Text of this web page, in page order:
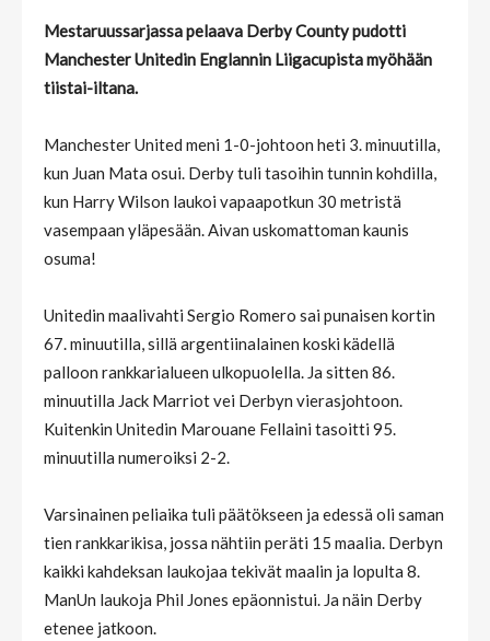
Mestaruussarjassa pelaava Derby County pudotti
Manchester Unitedin Englannin Liigacupista myöhään
tiistai-iltana.
Manchester United meni 1-0-johtoon heti 3. minuutilla,
kun Juan Mata osui. Derby tuli tasoihin tunnin kohdilla,
kun Harry Wilson laukoi vapaapotkun 30 metristä
vasempaan yläpesään. Aivan uskomattoman kaunis
osuma!
Unitedin maalivahti Sergio Romero sai punaisen kortin
67. minuutilla, sillä argentiinalainen koski kädellä
palloon rankkarialueen ulkopuolella. Ja sitten 86.
minuutilla Jack Marriot vei Derbyn vierasjohtoon.
Kuitenkin Unitedin Marouane Fellaini tasoitti 95.
minuutilla numeroiksi 2-2.
Varsinainen peliaika tuli päätökseen ja edessä oli saman
tien rankkarikisa, jossa nähtiin peräti 15 maalia. Derbyn
kaikki kahdeksan laukojaa tekivät maalin ja lopulta 8.
ManUn laukoja Phil Jones epäonnistui. Ja näin Derby
etenee jatkoon.